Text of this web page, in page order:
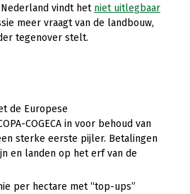
en onderwijs
Nederland vindt het niet uitlegbaar
meer vraagt van de landbouw,
tegenover stelt.
de Europese
COGECA in voor behoud van
sterke eerste pijler. Betalingen
en landen op het erf van de
per hectare met “top-ups”